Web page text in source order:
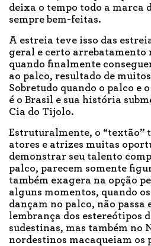
deixa o tempo todo a marca
sempre bem-feitas.
A estreia teve isso das
geral e certo arrebatamento
quando finalmente
ao palco, resultado de
Sobretudo quando o palco e
é o Brasil e sua história
Cia do Tijolo.
Estruturalmente, o “textão”
atores e atrizes muitas
demonstrar seu talento
palco, parecem somente
também exagera na opção
alguns momentos, quando
dançam no palco, não passa
lembrança dos estereótipos
sudestinas, mas também no
nordestinos macaqueiam os